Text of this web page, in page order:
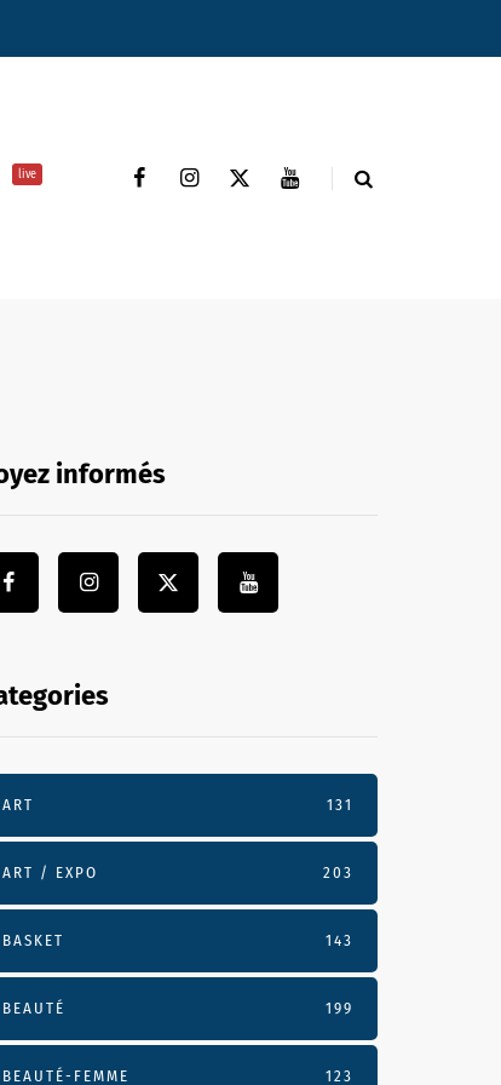
live
informés
ART 131
ART / EXPO 203
BASKET 143
BEAUTÉ 199
BEAUTÉ-FEMME 123